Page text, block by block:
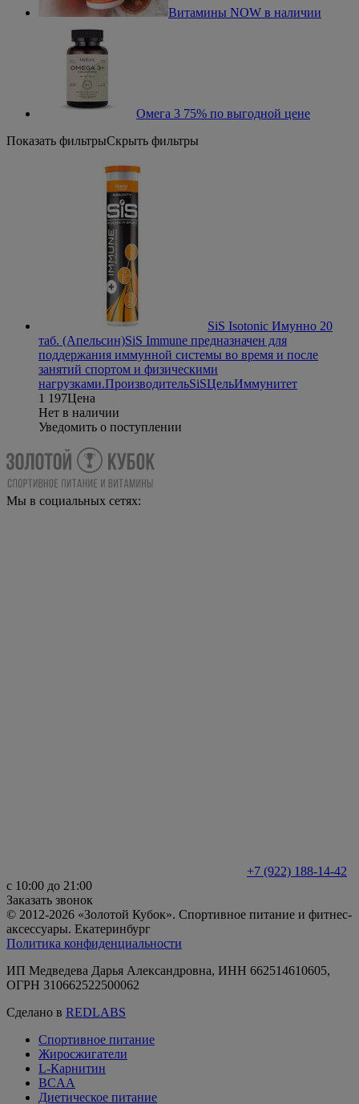
Витамины NOW в наличии
Омега 3 75% по выгодной цене
Показать фильтрыСкрыть фильтры
SiS Isotonic Имунно 20
таб. (Апельсин)SiS Immune предназначен для
поддержания иммунной системы во время и после
занятий спортом и физическими
нагрузками.ПроизводительSiSЦельИммунитет
1 197Цена
Нет в наличии
Уведомить о поступлении
Мы в социальных сетях:
+7 (922) 188-14-42
с 10:00 до 21:00
Заказать звонок
© 2012-2026 «Золотой Кубок». Спортивное питание и фитнес-
аксессуары. Екатеринбург
Политика конфиденциальности
ИП Медведева Дарья Александровна, ИНН 662514610605,
ОГРН 310662522500062
Сделано в REDLABS
Спортивное питание
Жиросжигатели
L-Карнитин
BCAA
Диетическое питание